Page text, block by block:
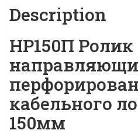
Description
НР150П Ролик
кабельного
150мм